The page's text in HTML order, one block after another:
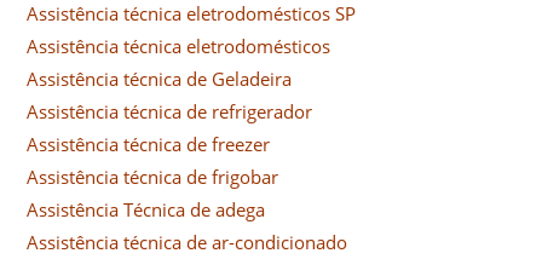
Assistência técnica eletrodomésticos SP
Assistência técnica eletrodomésticos
Assistência técnica de Geladeira
Assistência técnica de refrigerador
Assistência técnica de freezer
Assistência técnica de frigobar
Assistência Técnica de adega
Assistência técnica de ar-condicionado